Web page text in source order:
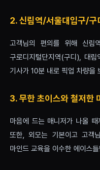
2. 신림역/서울대입구/구
고객님의 편의를 위해 신림
구로디지털단지역(구디), 대
기사가 10분 내로 픽업 차량을
3. 무한 초이스와 철저한
마음에 드는 매니저가 나올
또한, 외모는 기본이고 고객
마인드 교육을 이수한 에이스